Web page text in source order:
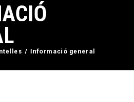
Informació general